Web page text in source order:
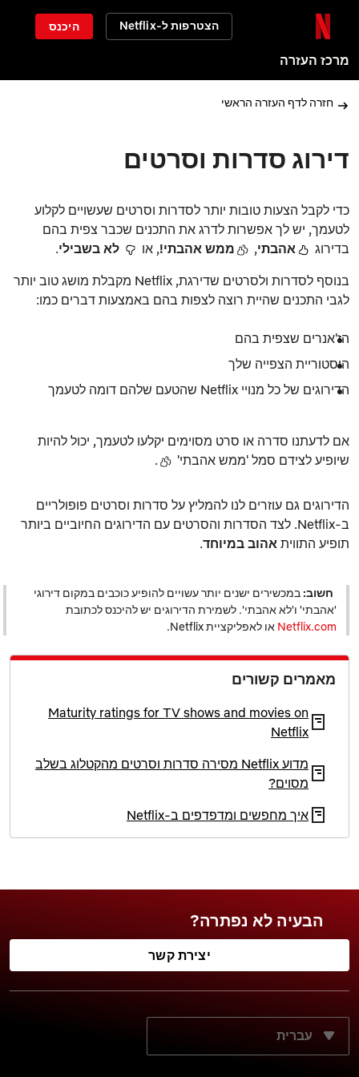
הצטרפות ל-Netflix היכנס
מרכז העזרה
חזרה לדף העזרה הראשי
דירוג סדרות וסרטים
כדי לקבל הצעות טובות יותר לסדרות וסרטים שעשויים לקלוע
לטעמך, יש לך אפשרות לדרג את התכנים שכבר צפית בהם
בדירוג
אהבתי, ממש אהבתי!, או לא בשבילי.
בנוסף לסדרות ולסרטים שדירגת, Netflix מקבלת מושג טוב יותר
לגבי התכנים שהיית רוצה לצפות בהם באמצעות דברים כמו:
הז'אנרים שצפית בהם
היסטוריית הצפייה שלך
הדירוגים של כל מנויי Netflix שהטעם שלהם דומה לטעמך
אם לדעתנו סדרה או סרט מסוימים יקלעו לטעמך, יכול להיות
שיופיע לצידם סמל 'ממש אהבתי'
.
הדירוגים גם עוזרים לנו להמליץ על סדרות וסרטים פופולריים
ב‑Netflix. לצד הסדרות והסרטים עם הדירוגים החיוביים ביותר
תופיע התווית אהוב במיוחד.
חשוב: במכשירים ישנים יותר עשויים להופיע כוכבים במקום דירוגי
'אהבתי' ו'לא אהבתי'. לשמירת הדירוגים יש להיכנס לכתובת
Netflix.com או לאפליקציית Netflix.
מאמרים קשורים
Maturity ratings for TV shows and movies on
Netflix
מדוע Netflix מסירה סדרות וסרטים מהקטלוג בשלב
מסוים?
איך מחפשים ומדפדפים ב‑Netflix
הבעיה לא נפתרה?
יצירת קשר
מה שפת התצוגה הרצויה?